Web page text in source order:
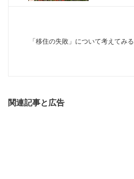
「移住の失敗」について考えてみる
関連記事と広告